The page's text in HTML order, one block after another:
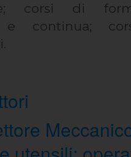
corsi di
e continua;